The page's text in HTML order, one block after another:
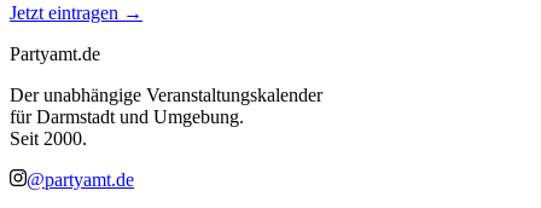
Jetzt eintragen →
Partyamt.de
Der unabhängige Veranstaltungskalender
für Darmstadt und Umgebung.
Seit 2000.
@partyamt.de